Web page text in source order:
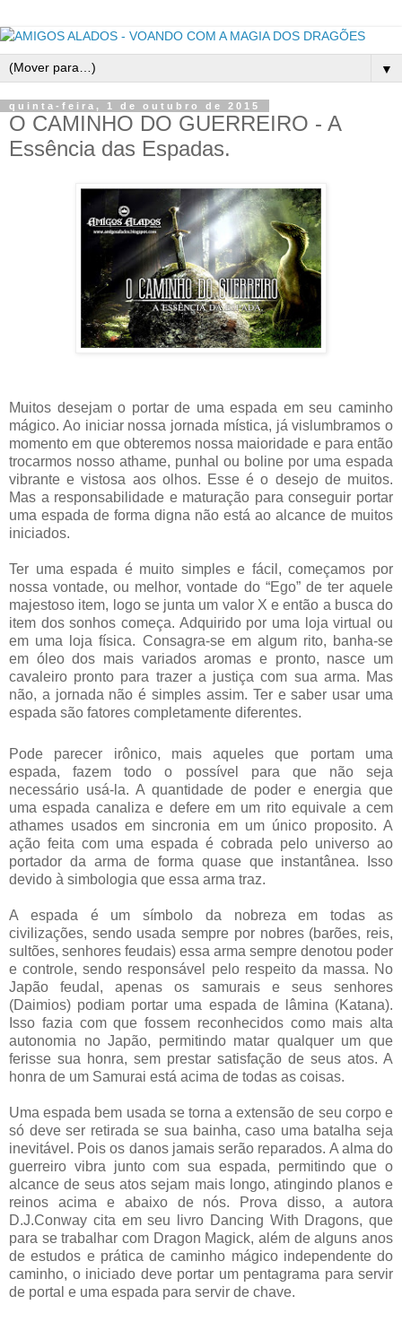
▼
quinta-feira, 1 de outubro de 2015
O CAMINHO DO GUERREIRO - A
Essência das Espadas.
Muitos desejam o portar de uma espada em seu caminho
mágico. Ao iniciar nossa jornada mística, já vislumbramos o
momento em que obteremos nossa maioridade e para então
trocarmos nosso athame, punhal ou boline por uma espada
vibrante e vistosa aos olhos. Esse é o desejo de muitos.
Mas a responsabilidade e maturação para conseguir portar
uma espada de forma digna não está ao alcance de muitos
iniciados.
Ter uma espada é muito simples e fácil, começamos por
nossa vontade, ou melhor, vontade do “Ego” de ter aquele
majestoso item, logo se junta um valor X e então a busca do
item dos sonhos começa. Adquirido por uma loja virtual ou
em uma loja física. Consagra-se em algum rito, banha-se
em óleo dos mais variados aromas e pronto, nasce um
cavaleiro pronto para trazer a justiça com sua arma. Mas
não, a jornada não é simples assim. Ter e saber usar uma
espada são fatores completamente diferentes.
Pode parecer irônico, mais aqueles que portam uma
espada, fazem todo o possível para que não seja
necessário usá-la. A quantidade de poder e energia que
uma espada canaliza e defere em um rito equivale a cem
athames usados em sincronia em um único proposito. A
ação feita com uma espada é cobrada pelo universo ao
portador da arma de forma quase que instantânea. Isso
devido à simbologia que essa arma traz.
A espada é um símbolo da nobreza em todas as
civilizações, sendo usada sempre por nobres (barões, reis,
sultões, senhores feudais) essa arma sempre denotou poder
e controle, sendo responsável pelo respeito da massa. No
Japão feudal, apenas os samurais e seus senhores
(Daimios) podiam portar uma espada de lâmina (Katana).
Isso fazia com que fossem reconhecidos como mais alta
autonomia no Japão, permitindo matar qualquer um que
ferisse sua honra, sem prestar satisfação de seus atos. A
honra de um Samurai está acima de todas as coisas.
Uma espada bem usada se torna a extensão de seu corpo e
só deve ser retirada se sua bainha, caso uma batalha seja
inevitável. Pois os danos jamais serão reparados. A alma do
guerreiro vibra junto com sua espada, permitindo que o
alcance de seus atos sejam mais longo, atingindo planos e
reinos acima e abaixo de nós. Prova disso, a autora
D.J.Conway cita em seu livro Dancing With Dragons, que
para se trabalhar com Dragon Magick, além de alguns anos
de estudos e prática de caminho mágico independente do
caminho, o iniciado deve portar um pentagrama para servir
de portal e uma espada para servir de chave.